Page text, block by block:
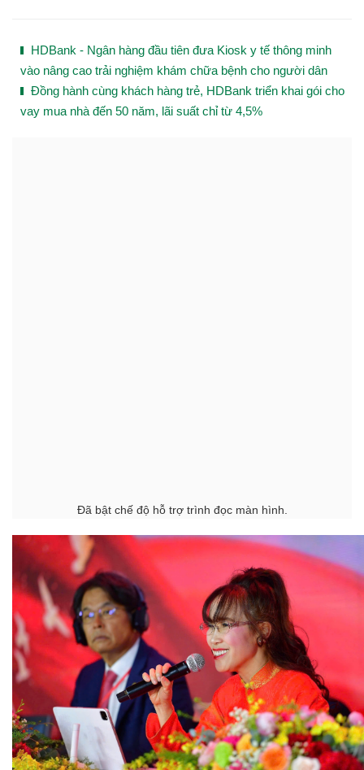
HDBank - Ngân hàng đầu tiên đưa Kiosk y tế thông minh
vào nâng cao trải nghiệm khám chữa bệnh cho người dân
Đồng hành cùng khách hàng trẻ, HDBank triển khai gói cho
vay mua nhà đến 50 năm, lãi suất chỉ từ 4,5%
Đã bật chế độ hỗ trợ trình đọc màn hình.